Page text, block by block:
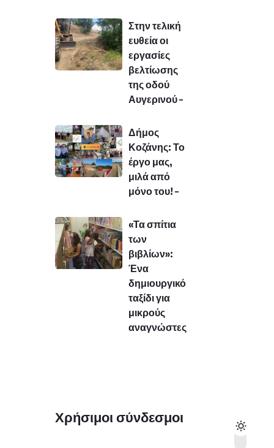
Στην τελική
ευθεία οι
εργασίες
βελτίωσης
της οδού
Αυγερινού –
Δήμος
Κοζάνης: Το
έργο μας,
μιλά από
μόνο του! –
«Τα σπίτια
των
βιβλίων»:
Ένα
δημιουργικό
ταξίδι για
μικρούς
αναγνώστες
Χρήσιμοι σύνδεσμοι